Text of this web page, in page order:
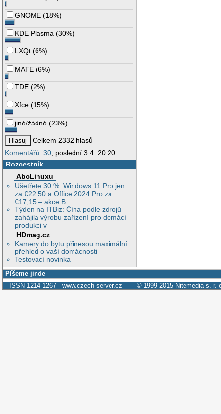
GNOME (18%)
KDE Plasma (30%)
LXQt (6%)
MATE (6%)
TDE (2%)
Xfce (15%)
jiné/žádné (23%)
Celkem 2332 hlasů
Komentářů: 30, poslední 3.4. 20:20
Rozcestník
AbcLinuxu
Ušetřete 30 %: Windows 11 Pro jen
za €22,50 a Office 2024 Pro za
€17,15 – akce B
Týden na ITBiz: Čína podle zdrojů
zahájila výrobu zařízení pro domácí
produkci v
HDmag.cz
Kamery do bytu přinesou maximální
přehled o vaší domácnosti
Testovací novinka
Píšeme jinde
ISSN 1214-1267 www.czech-server.cz © 1999-2015 Nitemedia s. r.